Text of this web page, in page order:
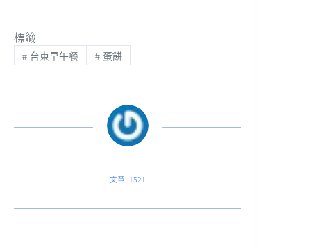
標籤
#台東早午餐 #蛋餅
文章: 1521